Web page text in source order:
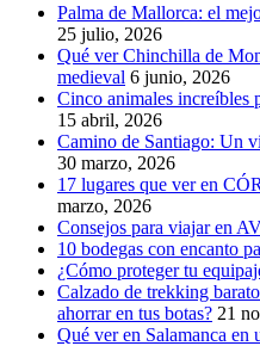
Palma de Mallorca: el
25 julio, 2026
Qué ver Chinchilla de
medieval 6 junio, 2026
Cinco animales increíbles
15 abril, 2026
Camino de Santiago: Un
30 marzo, 2026
17 lugares que ver en
marzo, 2026
Consejos para viajar en
10 bodegas con encanto
¿Cómo proteger tu
Calzado de trekking
ahorrar en tus botas? 21
Qué ver en Salamanca en